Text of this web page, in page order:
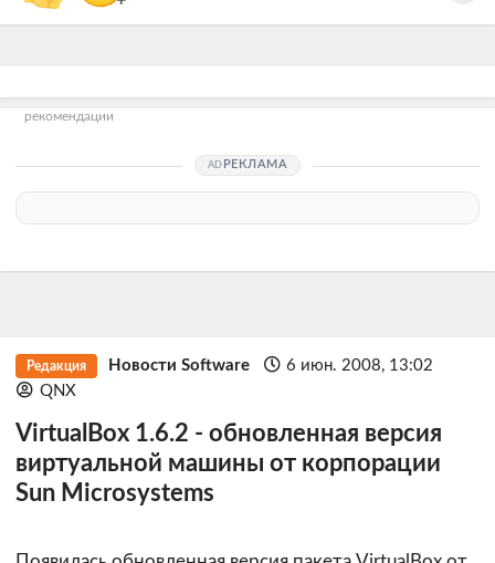
рекомендации
РЕКЛАМА
Редакция Новости Software
6 июн. 2008, 13:02
QNX
VirtualBox 1.6.2 - обновленная версия
виртуальной машины от корпорации
Sun Microsystems